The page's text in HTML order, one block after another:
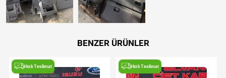
BENZER ÜRÜNLER
Hızlı Teslimat Hızlı Teslimat